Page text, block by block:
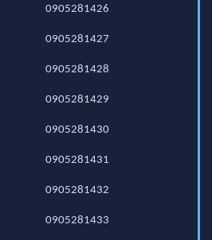
0905281426
0905281427
0905281428
0905281429
0905281430
0905281431
0905281432
0905281433